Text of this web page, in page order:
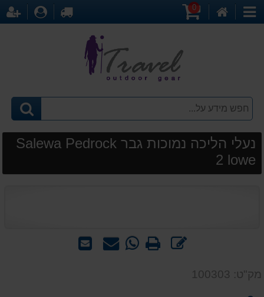
קטגוריות
0
לקופה
נעלי הליכה נמוכות גבר Salewa Pedrock
2 lowe
שלח
שאל WhatsApp
הדפס
מק"ט: 100303